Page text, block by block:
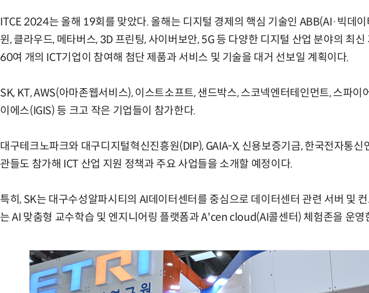
ITCE 2024는 올해 19회를 맞았다. 올해는 디지털 경제의 핵심 기술인 ABB(AI·빅데
윈, 클라우드, 메타버스, 3D 프린팅, 사이버보안, 5G 등 다양한 디지털 산업 분야의 최
60여 개의 ICT기업이 참여해 첨단 제품과 서비스 및 기술을 대거 선보일 계획이다.
SK, KT, AWS(아마존웹서비스), 이스트소프트, 샌드박스, 스코넥엔터테인먼트, 스파이
이에스(IGIS) 등 크고 작은 기업들이 참가한다.
대구테크노파크와 대구디지털혁신진흥원(DIP), GAIA-X, 신용보증기금, 한국전자통신
관들도 참가해 ICT 산업 지원 정책과 주요 사업들을 소개할 예정이다.
특히, SK는 대구수성알파시티의 AI데이터센터를 중심으로 데이터센터 관련 서버 및
는 AI 맞춤형 교수학습 및 엔지니어링 플랫폼과 A'cen cloud(AI콜센터) 체험존을 운영